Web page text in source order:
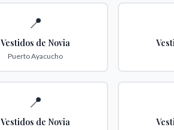
📍
Vestidos de Novia
Puerto Ayacucho
📍
Vestidos de Novia